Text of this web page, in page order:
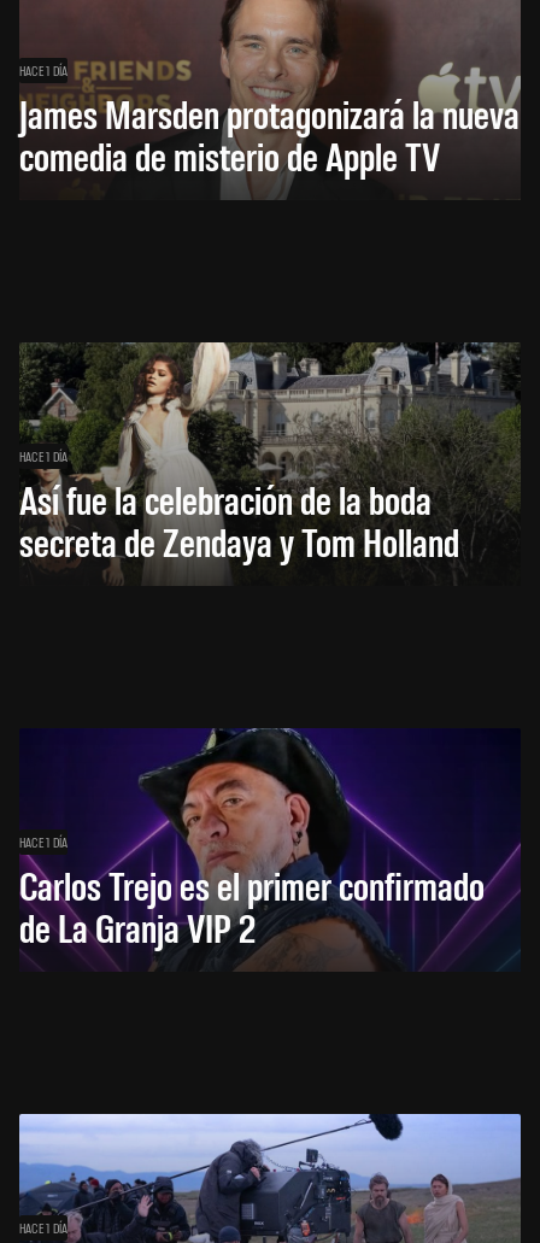
HACE 1 DÍA
James Marsden protagonizará la nueva
comedia de misterio de Apple TV
HACE 1 DÍA
Así fue la celebración de la boda
secreta de Zendaya y Tom Holland
HACE 1 DÍA
Carlos Trejo es el primer confirmado
de La Granja VIP 2
HACE 1 DÍA